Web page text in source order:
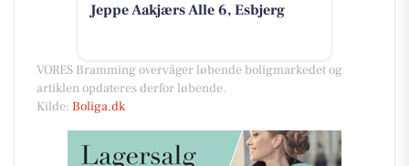
Jeppe Aakjærs Alle 6, Esbjerg
VORES Bramming overvåger løbende boligmarkedet og
artiklen opdateres derfor løbende.
Kilde: Boliga.dk